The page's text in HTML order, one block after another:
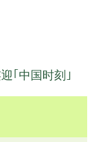
｢中国时刻｣